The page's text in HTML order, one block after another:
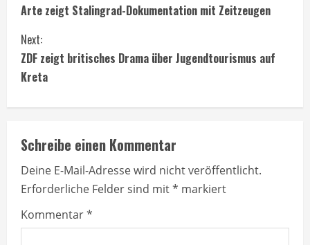
o
n
t
i
n
u
e
R
Arte zeigt Stalingrad-Dokumentation mit Zeitzeugen
Next:
ZDF zeigt britisches Drama über Jugendtourismus auf
Kreta
Schreibe einen Kommentar
Deine E-Mail-Adresse wird nicht veröffentlicht.
Erforderliche Felder sind mit* markiert
Kommentar*